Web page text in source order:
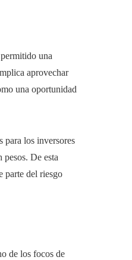
una
aprovechar
una oportunidad
para los inversores
De esta
parte del riesgo
de los focos de